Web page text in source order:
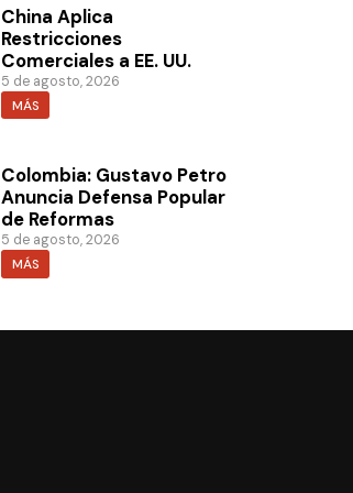
China Aplica
Restricciones
Comerciales a EE. UU.
5 de agosto, 2026
MÁS
Colombia: Gustavo Petro
Anuncia Defensa Popular
de Reformas
5 de agosto, 2026
MÁS